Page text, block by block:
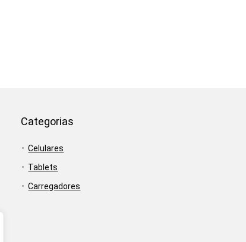
Categorias
Celulares
Tablets
Carregadores